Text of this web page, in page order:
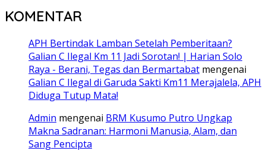
KOMENTAR
APH Bertindak Lamban Setelah Pemberitaan?
Galian C Ilegal Km 11 Jadi Sorotan! | Harian Solo
Raya - Berani, Tegas dan Bermartabat mengenai
Galian C Ilegal di Garuda Sakti Km11 Merajalela, APH
Diduga Tutup Mata!
Admin mengenai BRM Kusumo Putro Ungkap
Makna Sadranan: Harmoni Manusia, Alam, dan
Sang Pencipta